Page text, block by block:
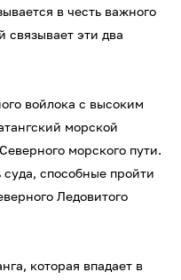
в честь важного
связывает эти два
войлока с высоким
морской
морского пути.
суда, способные пройти
Ледовитого
которая впадает в